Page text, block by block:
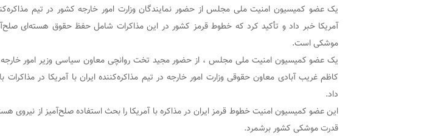
یک عضو کمیسیون امنیت ملی مجلس از حضور نمایندگان وزارت امور خارجه کشور در تیم
آمریکا خبر داد و تأکید کرد که خطوط قرمز کشور در این مذاکرات شامل حفظ حقوق هسته‌ای
موشکی است.
یک عضو کمیسیون امنیت ملی مجلس ، از حضور مجید تخت روانچی معاون سیاسی وزیر امور
کاظم غریب آبادی معاون حقوقی وزارت امور خارجه در تیم مذاکره‌کننده ایران با آمریکا در مذاکرات
داد.
این عضو کمیسیون امنیت خطوط قرمز ایران در مذاکره با آمریکا را بحث استفاده صلح‌آمیز از نیروی
قدرت موشکی کشور برشمرد.